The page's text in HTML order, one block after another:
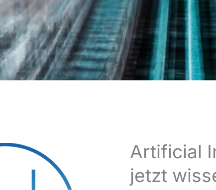
Artificial
jetzt